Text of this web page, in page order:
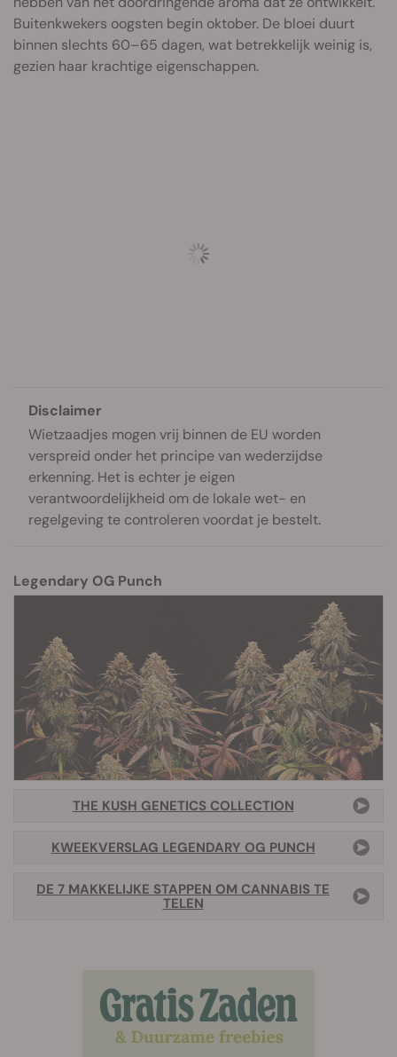
Buitenkwekers oogsten begin oktober. De bloei duurt
binnen slechts 60–65 dagen, wat betrekkelijk weinig is,
gezien haar krachtige eigenschappen.
Disclaimer
Wietzaadjes mogen vrij binnen de EU worden
verspreid onder het principe van wederzijdse
erkenning. Het is echter je eigen
verantwoordelijkheid om de lokale wet- en
regelgeving te controleren voordat je bestelt.
Legendary OG Punch
THE KUSH GENETICS COLLECTION
KWEEKVERSLAG LEGENDARY OG PUNCH
DE 7 MAKKELIJKE STAPPEN OM CANNABIS TE
TELEN